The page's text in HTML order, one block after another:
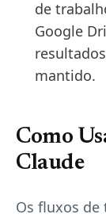
de
Google
mantido.
Como
Claude
Os fluxos de